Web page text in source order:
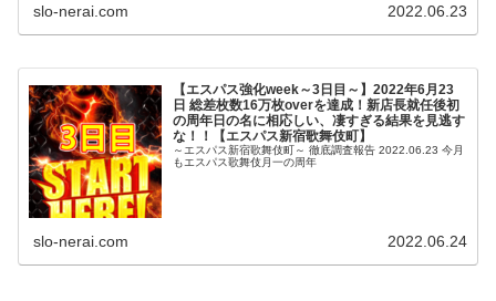
slo-nerai.com 2022.06.23
【エスパス強化week～3日目～】2022年6月23
日 総差枚数16万枚overを達成！新店長就任後初
の周年日の名に相応しい、凄すぎる結果を見逃す
な！！【エスパス新宿歌舞伎町】
～エスパス新宿歌舞伎町～ 徹底調査報告 2022.06.23 今月
もエスパス歌舞伎月一の周年
slo-nerai.com 2022.06.24